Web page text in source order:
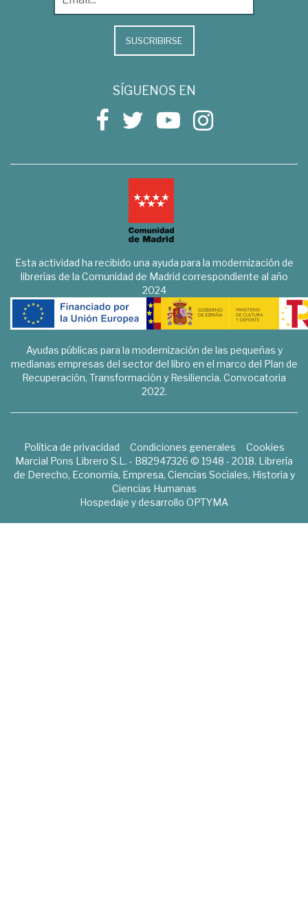
SUSCRIBIRSE
SÍGUENOS EN
Esta actividad ha recibido una ayuda para la modernización de
librerías de la Comunidad de Madrid correspondiente al año
2024
Ayudas públicas para la modernización de las pequeñas y
medianas empresas del sector del libro en el marco del Plan de
Recuperación, Transformación y Resiliencia. Convocatoria
2022.
Política de privacidad Condiciones generales
Cookies
Marcial Pons Librero S.L. - B82947326 © 1948 - 2018. Librería
de Derecho, Economía, Empresa, Ciencias Sociales, Historia y
Ciencias Humanas
Hospedaje y desarrollo OPTYMA